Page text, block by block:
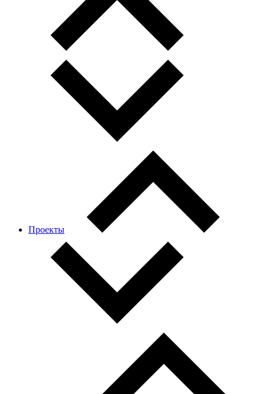
Проекты